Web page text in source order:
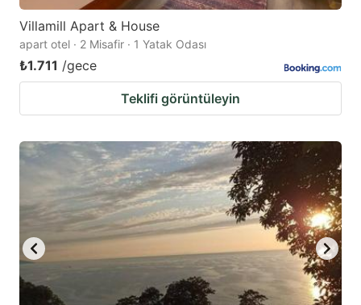
Villamill Apart & House
apart otel · 2 Misafir · 1 Yatak Odası
₺1.711 /gece
Teklifi görüntüleyin